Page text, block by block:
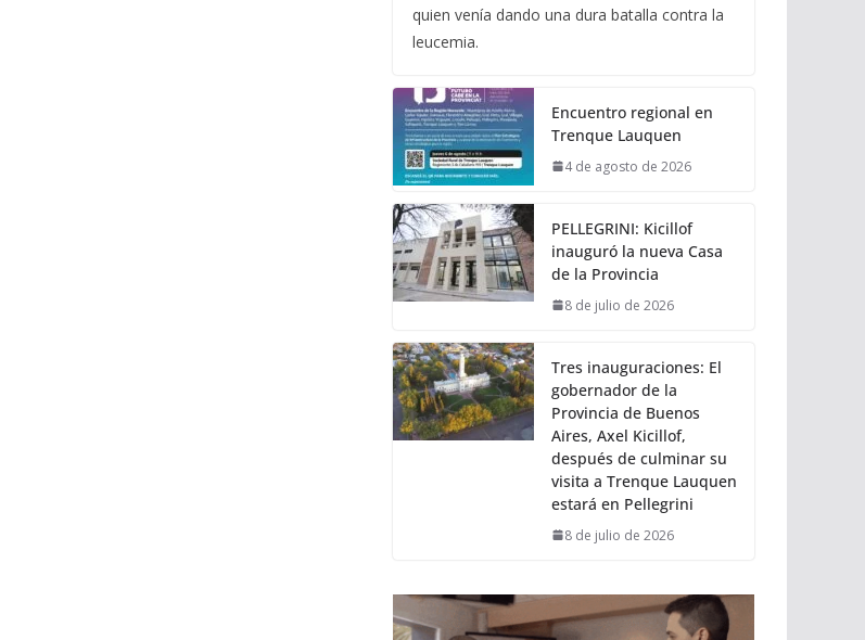
quien venía dando una dura batalla contra la
leucemia.
Encuentro regional en
Trenque Lauquen
4 de agosto de 2026
PELLEGRINI: Kicillof
inauguró la nueva Casa
de la Provincia
8 de julio de 2026
Tres inauguraciones: El
gobernador de la
Provincia de Buenos
Aires, Axel Kicillof,
después de culminar su
visita a Trenque Lauquen
estará en Pellegrini
8 de julio de 2026